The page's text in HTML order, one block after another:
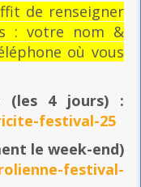
de renseigner
: votre nom &
où vous
(les 4 jours) :
festival-25
le week-end)
festival-